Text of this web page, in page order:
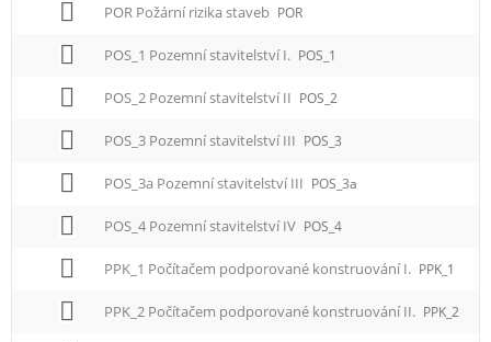
POR Požární rizika staveb POR
POS_1 Pozemní stavitelství I. POS_1
POS_2 Pozemní stavitelství II POS_2
POS_3 Pozemní stavitelství III POS_3
POS_3a Pozemní stavitelství III POS_3a
POS_4 Pozemní stavitelství IV POS_4
PPK_1 Počítačem podporované konstruování I. PPK_1
PPK_2 Počítačem podporované konstruování II. PPK_2